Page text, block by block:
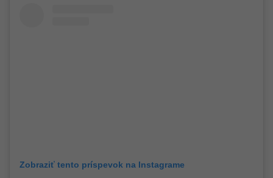
Zobraziť tento príspevok na Instagrame